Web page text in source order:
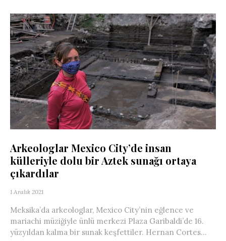
Arkeologlar Mexico City’de insan
külleriyle dolu bir Aztek sunağı ortaya
çıkardılar
1 Aralık 2021
Meksika’da arkeologlar, Mexico City’nin eğlence ve
mariachi müziğiyle ünlü merkezi Plaza Garibaldi’de 16.
yüzyıldan kalma bir sunak keşfettiler. Hernan Cortes...